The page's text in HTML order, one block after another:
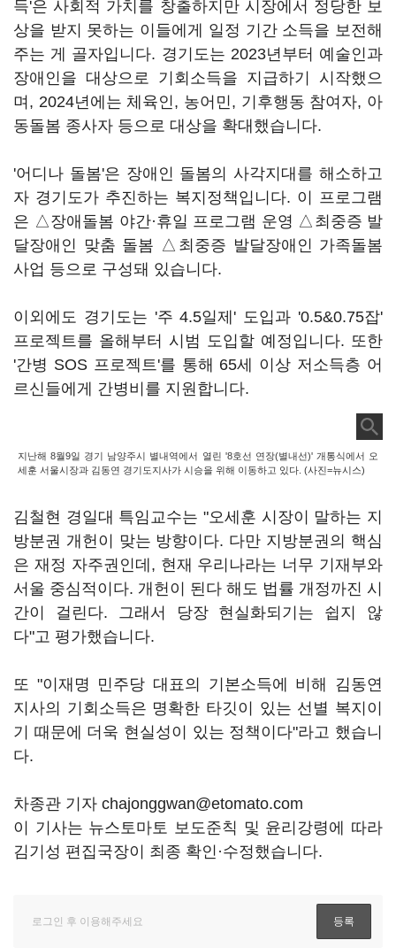
득'은 사회적 가치를 창출하지만 시장에서 정당한 보
상을 받지 못하는 이들에게 일정 기간 소득을 보전해
주는 게 골자입니다. 경기도는 2023년부터 예술인과
장애인을 대상으로 기회소득을 지급하기 시작했으
며, 2024년에는 체육인, 농어민, 기후행동 참여자, 아
동돌봄 종사자 등으로 대상을 확대했습니다.
'어디나 돌봄'은 장애인 돌봄의 사각지대를 해소하고
자 경기도가 추진하는 복지정책입니다. 이 프로그램
은 △장애돌봄 야간·휴일 프로그램 운영 △최중증 발
달장애인 맞춤 돌봄 △최중증 발달장애인 가족돌봄
사업 등으로 구성돼 있습니다.
이외에도 경기도는 '주 4.5일제' 도입과 '0.5&0.75잡'
프로젝트를 올해부터 시범 도입할 예정입니다. 또한
'간병 SOS 프로젝트'를 통해 65세 이상 저소득층 어
르신들에게 간병비를 지원합니다.
지난해 8월9일 경기 남양주시 별내역에서 열린 '8호선 연장(별내선)' 개통식에서 오
세훈 서울시장과 김동연 경기도지사가 시승을 위해 이동하고 있다. (사진=뉴시스)
김철현 경일대 특임교수는 "오세훈 시장이 말하는 지
방분권 개헌이 맞는 방향이다. 다만 지방분권의 핵심
은 재정 자주권인데, 현재 우리나라는 너무 기재부와
서울 중심적이다. 개헌이 된다 해도 법률 개정까진 시
간이 걸린다. 그래서 당장 현실화되기는 쉽지 않
다"고 평가했습니다.
또 "이재명 민주당 대표의 기본소득에 비해 김동연
지사의 기회소득은 명확한 타깃이 있는 선별 복지이
기 때문에 더욱 현실성이 있는 정책이다"라고 했습니
다.
차종관 기자 chajonggwan@etomato.com
이 기사는 뉴스토마토 보도준칙 및 윤리강령에 따라
김기성 편집국장이 최종 확인·수정했습니다.